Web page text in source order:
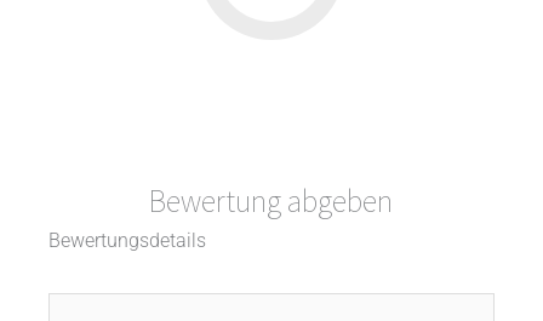
Bewertung abgeben
Bewertungsdetails